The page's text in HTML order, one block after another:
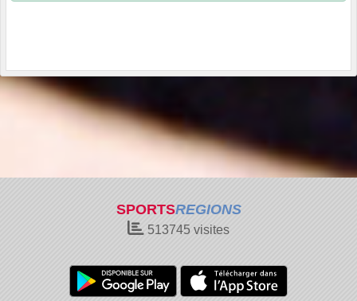
SPORTSREGIONS
513745 visites